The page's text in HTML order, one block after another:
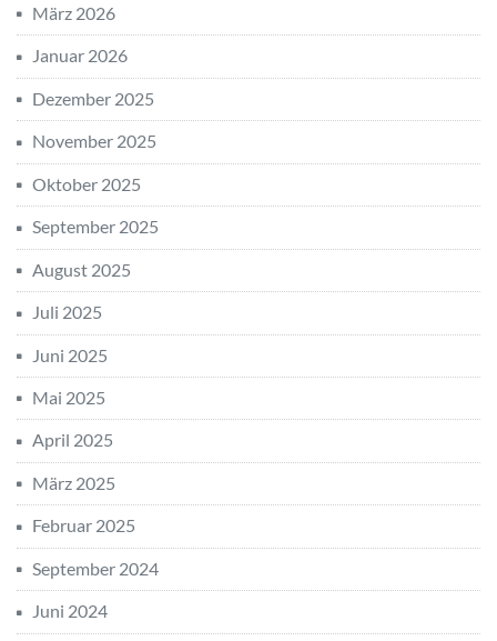
März 2026
Januar 2026
Dezember 2025
November 2025
Oktober 2025
September 2025
August 2025
Juli 2025
Juni 2025
Mai 2025
April 2025
März 2025
Februar 2025
September 2024
Juni 2024